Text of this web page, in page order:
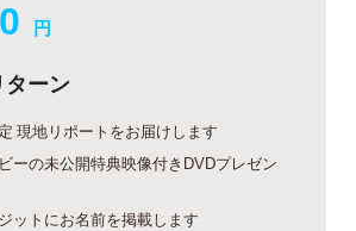
円
ーン
現地リポートをお届けします
ーの未公開特典映像付きDVDプレゼン
ットにお名前を掲載します